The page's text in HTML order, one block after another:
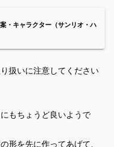
キャラクター（サンリオ・ハ
扱いに注意してください
もちょうど良いようで
形を先に作ってあげて、